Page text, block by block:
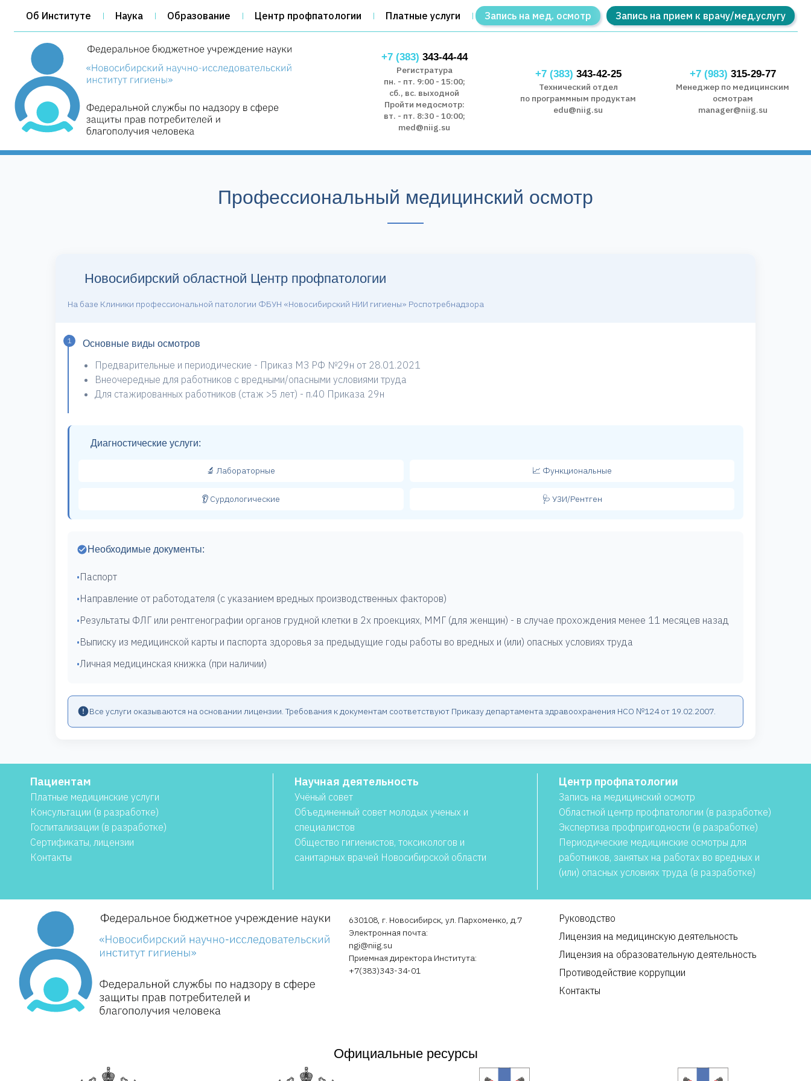
Об Институте Наука Образование Центр профпатологии Платные услуги Запись на мед. осмотр Запись на прием к врачу/мед.услугу
+7 (383) 343-44-44
Регистратура
пн. - пт. 9:00 - 15:00;
сб., вс. выходной
Пройти медосмотр:
вт. - пт. 8:30 - 10:00;
med@niig.su
+7 (383) 343-42-25
Технический отдел
по программным продуктам
edu@niig.su
+7 (983) 315-29-77
Менеджер по медицинским
осмотрам
manager@niig.su
Профессиональный медицинский осмотр
Новосибирский областной Центр профпатологии
На базе Клиники профессиональной патологии ФБУН «Новосибирский НИИ гигиены» Роспотребнадзора
1 Основные виды осмотров
Предварительные и периодические - Приказ МЗ РФ №29н от 28.01.2021
Внеочередные для работников с вредными/опасными условиями труда
Для стажированных работников (стаж >5 лет) - п.40 Приказа 29н
Диагностические услуги:
🔬 Лабораторные 📈 Функциональные
👂 Сурдологические 🩺 УЗИ/Рентген
Необходимые документы:
•Паспорт
•Направление от работодателя (с указанием вредных производственных факторов)
•Результаты ФЛГ или рентгенографии органов грудной клетки в 2х проекциях, ММГ (для женщин) - в случае прохождения менее 11 месяцев назад
•Выписку из медицинской карты и паспорта здоровья за предыдущие годы работы во вредных и (или) опасных условиях труда
•Личная медицинская книжка (при наличии)
Все услуги оказываются на основании лицензии. Требования к документам соответствуют Приказу департамента здравоохранения НСО №124 от 19.02.2007.
Пациентам
Платные медицинские услуги
Консультации (в разработке)
Госпитализации (в разработке)
Сертификаты, лицензии
Контакты
Научная деятельность
Учёный совет
Объединенный совет молодых ученых и
специалистов
Общество гигиенистов, токсикологов и
санитарных врачей Новосибирской области
Центр профпатологии
Запись на медицинский осмотр
Областной центр профпатологии (в разработке)
Экспертиза профпригодности (в разработке)
Периодические медицинские осмотры для
работников, занятых на работах во вредных и
(или) опасных условиях труда (в разработке)
630108, г. Новосибирск, ул. Пархоменко, д.7
Электронная почта:
ngi@niig.su
Приемная директора Института:
+7(383)343-34-01
Руководство
Лицензия на медицинскую деятельность
Лицензия на образовательную деятельность
Противодействие коррупции
Контакты
Официальные ресурсы